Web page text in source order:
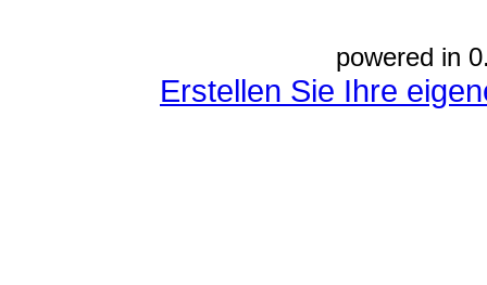
powered in
Erstellen Sie Ihre